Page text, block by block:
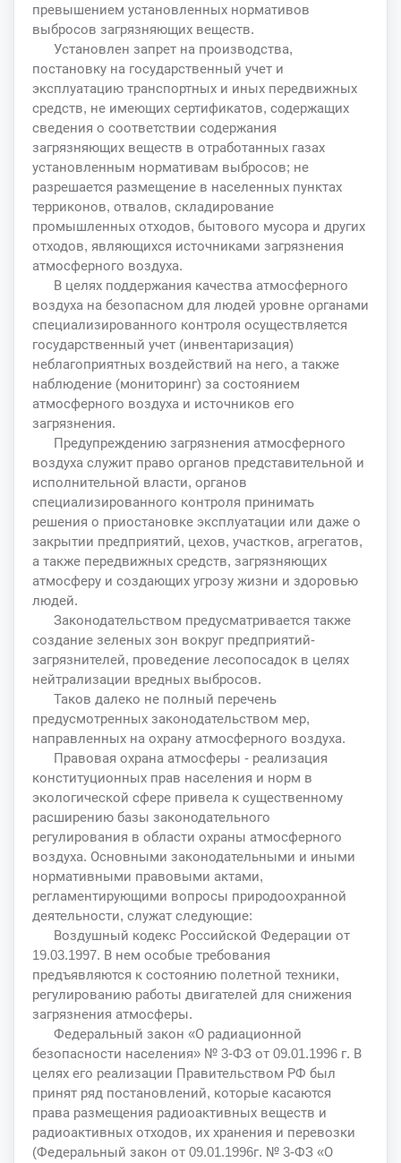
превышением установленных нормативов
выбросов загрязняющих веществ.
Установлен запрет на производства,
постановку на государственный учет и
эксплуатацию транспортных и иных передвижных
средств, не имеющих сертификатов, содержащих
сведения о соответствии содержания
загрязняющих веществ в отработанных газах
установленным нормативам выбросов; не
разрешается размещение в населенных пунктах
терриконов, отвалов, складирование
промышленных отходов, бытового мусора и других
отходов, являющихся источниками загрязнения
атмосферного воздуха.
В целях поддержания качества атмосферного
воздуха на безопасном для людей уровне органами
специализированного контроля осуществляется
государственный учет (инвентаризация)
неблагоприятных воздействий на него, а также
наблюдение (мониторинг) за состоянием
атмосферного воздуха и источников его
загрязнения.
Предупреждению загрязнения атмосферного
воздуха служит право органов представительной и
исполнительной власти, органов
специализированного контроля принимать
решения о приостановке эксплуатации или даже о
закрытии предприятий, цехов, участков, агрегатов,
а также передвижных средств, загрязняющих
атмосферу и создающих угрозу жизни и здоровью
людей.
Законодательством предусматривается также
создание зеленых зон вокруг предприятий-
загрязнителей, проведение лесопосадок в целях
нейтрализации вредных выбросов.
Таков далеко не полный перечень
предусмотренных законодательством мер,
направленных на охрану атмосферного воздуха.
Правовая охрана атмосферы - реализация
конституционных прав населения и норм в
экологической сфере привела к существенному
расширению базы законодательного
регулирования в области охраны атмосферного
воздуха. Основными законодательными и иными
нормативными правовыми актами,
регламентирующими вопросы природоохранной
деятельности, служат следующие:
Воздушный кодекс Российской Федерации от
19.03.1997. В нем особые требования
предъявляются к состоянию полетной техники,
регулированию работы двигателей для снижения
загрязнения атмосферы.
Федеральный закон «О радиационной
безопасности населения» № 3-ФЗ от 09.01.1996 г. В
целях его реализации Правительством РФ был
принят ряд постановлений, которые касаются
права размещения радиоактивных веществ и
радиоактивных отходов, их хранения и перевозки
(Федеральный закон от 09.01.1996г. № 3-ФЗ «О